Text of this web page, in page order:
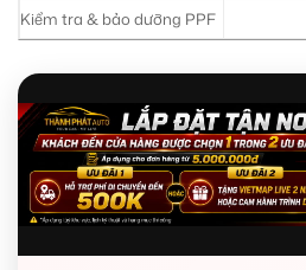
Kiểm tra & bảo dưỡng PPF